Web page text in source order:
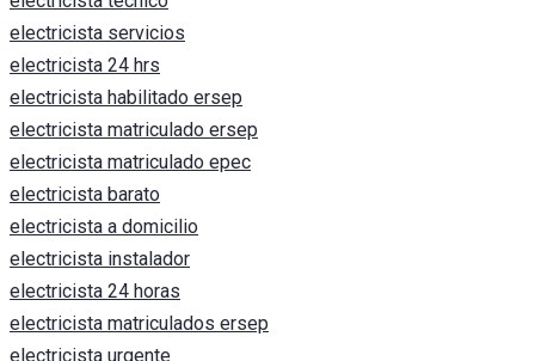
electricista servicios
electricista 24 hrs
electricista habilitado ersep
electricista matriculado ersep
electricista matriculado epec
electricista barato
electricista a domicilio
electricista instalador
electricista 24 horas
electricista matriculados ersep
electricista urgente